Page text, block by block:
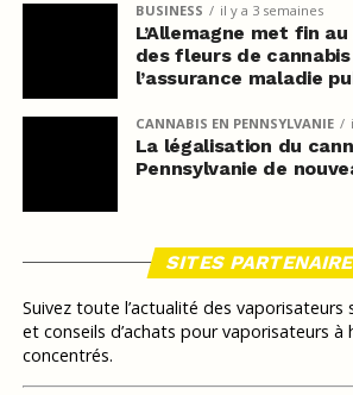
BUSINESS il y a 3 semaines
L’Allemagne met fin
des fleurs de
l’assurance maladie
CANNABIS EN PENNSYLVANIE
La légalisation du
Pennsylvanie de
SITES
Suivez toute l’actualité des vaporisateurs
et conseils d’achats pour vaporisateurs à
concentrés.